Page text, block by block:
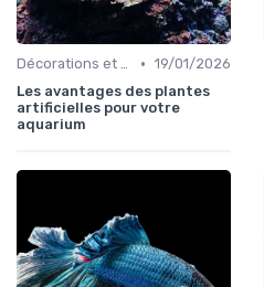
Décorations et plantes • 19/01/2026
Les avantages des plantes
artificielles pour votre
aquarium